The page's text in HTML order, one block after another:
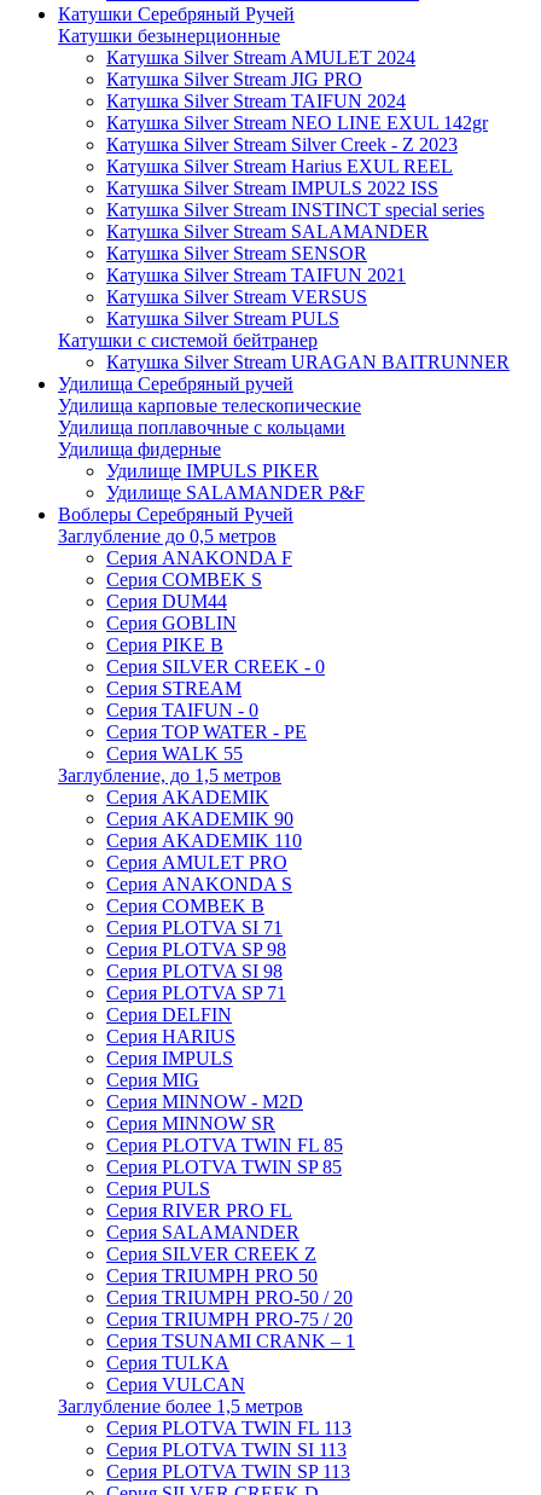
Катушки Серебряный Ручей
Катушки безынерционные
Катушка Silver Stream AMULET 2024
Катушка Silver Stream JIG PRO
Катушка Silver Stream TAIFUN 2024
Катушка Silver Stream NEO LINE EXUL 142gr
Катушка Silver Stream Silver Creek - Z 2023
Катушка Silver Stream Harius EXUL REEL
Катушка Silver Stream IMPULS 2022 ISS
Катушка Silver Stream INSTINCT special series
Катушка Silver Stream SALAMANDER
Катушка Silver Stream SENSOR
Катушка Silver Stream TAIFUN 2021
Катушка Silver Stream VERSUS
Катушка Silver Stream PULS
Катушки с системой бейтранер
Катушка Silver Stream URAGAN BAITRUNNER
Удилища Серебряный ручей
Удилища карповые телескопические
Удилища поплавочные с кольцами
Удилища фидерные
Удилище IMPULS PIKER
Удилище SALAMANDER P&F
Воблеры Серебряный Ручей
Заглубление до 0,5 метров
Серия ANAKONDA F
Серия COMBEK S
Серия DUM44
Серия GOBLIN
Серия PIKE B
Серия SILVER CREEK - 0
Серия STREAM
Серия TAIFUN - 0
Серия TOP WATER - PE
Серия WALK 55
Заглубление, до 1,5 метров
Серия AKADEMIK
Серия AKADEMIK 90
Серия AKADEMIK 110
Серия AMULET PRO
Серия ANAKONDA S
Серия COMBEK B
Серия PLOTVA SI 71
Серия PLOTVA SP 98
Серия PLOTVA SI 98
Серия PLOTVA SP 71
Серия DELFIN
Серия HARIUS
Серия IMPULS
Серия MIG
Серия MINNOW - M2D
Серия MINNOW SR
Серия PLOTVA TWIN FL 85
Серия PLOTVA TWIN SP 85
Серия PULS
Серия RIVER PRO FL
Серия SALAMANDER
Серия SILVER CREEK Z
Серия TRIUMPH PRO 50
Серия TRIUMPH PRO-50 / 20
Серия TRIUMPH PRO-75 / 20
Серия TSUNAMI CRANK – 1
Серия TULKA
Серия VULCAN
Заглубление более 1,5 метров
Серия PLOTVA TWIN FL 113
Серия PLOTVA TWIN SI 113
Серия PLOTVA TWIN SP 113